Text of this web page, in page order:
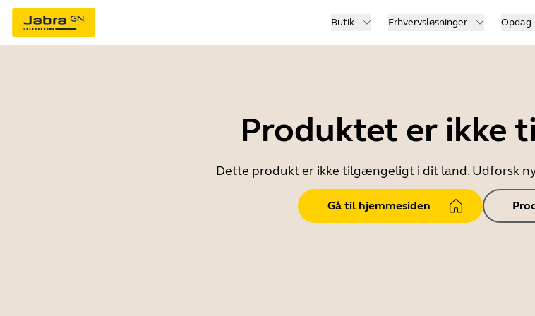
Butik Erhvervsløsninger Opdag
Produktet er ikke
Dette produkt er ikke tilgængeligt i dit land. Udforsk
Gå til hjemmesiden